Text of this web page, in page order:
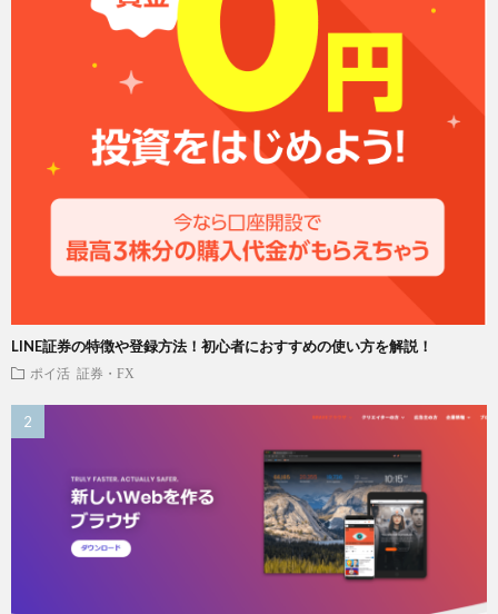
LINE証券の特徴や登録方法！初心者におすすめの使い方を解説！
ポイ活 証券・FX